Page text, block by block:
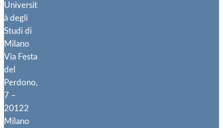
Universit
à degli
Studi di
Milano
Via Festa
del
Perdono,
7 –
20122
Milano